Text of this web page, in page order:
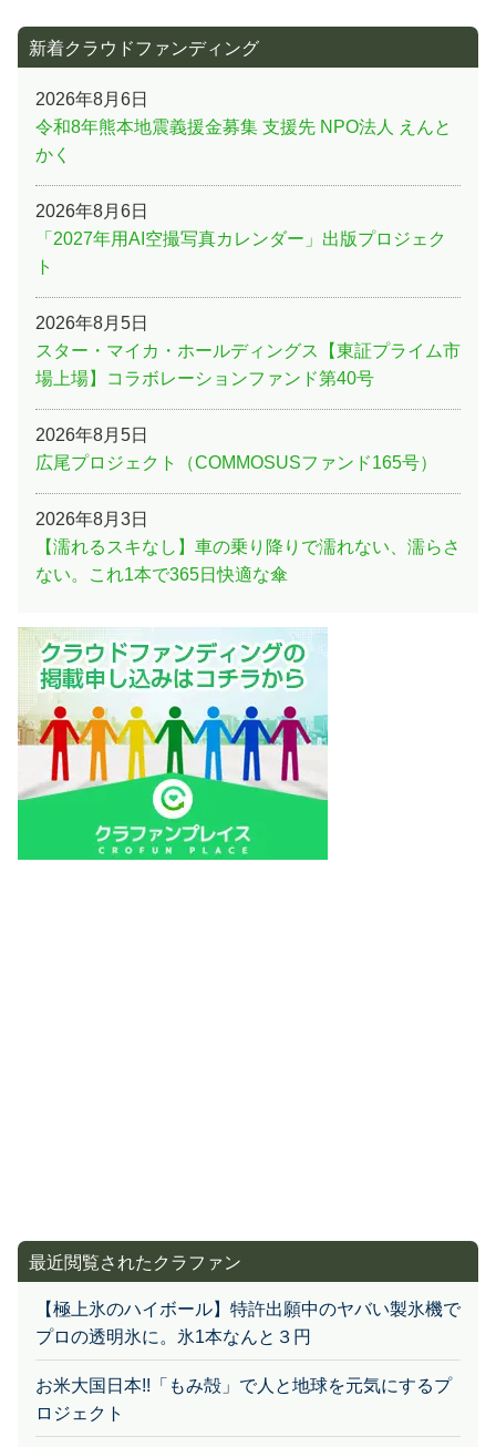
新着クラウドファンディング
2026年8月6日
令和8年熊本地震義援金募集 支援先 NPO法人 えんと
かく
2026年8月6日
「2027年用AI空撮写真カレンダー」出版プロジェク
ト
2026年8月5日
スター・マイカ・ホールディングス【東証プライム市
場上場】コラボレーションファンド第40号
2026年8月5日
広尾プロジェクト（COMMOSUSファンド165号）
2026年8月3日
【濡れるスキなし】車の乗り降りで濡れない、濡らさ
ない。これ1本で365日快適な傘
【極上氷のハイボール】特許出願中のヤバい製氷機で
プロの透明氷に。氷1本なんと３円
ロジェクト